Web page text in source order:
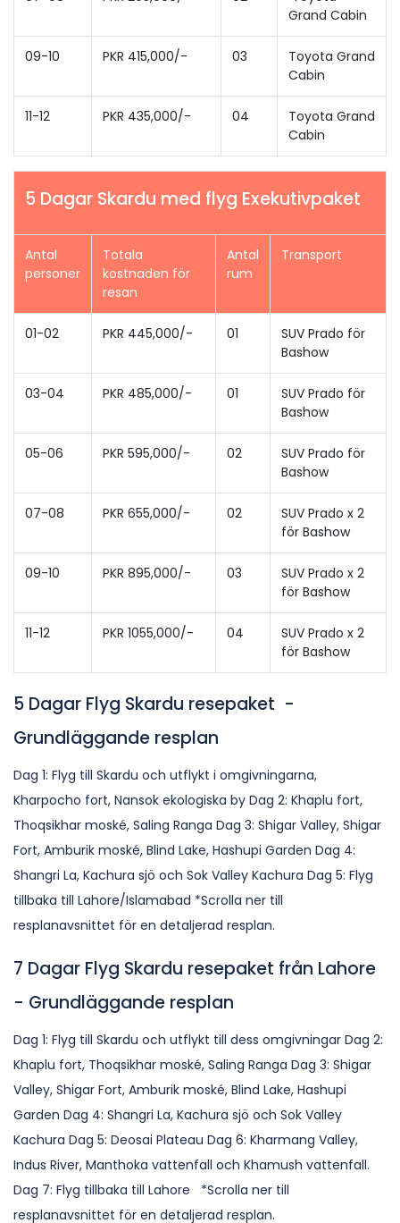
Grand Cabin
09-10 PKR 415,000/- 03
Toyota Grand
Cabin
11-12 PKR 435,000/- 04
Toyota Grand
Cabin
5 Dagar Skardu med flyg Exekutivpaket
Antal
personer
Totala
kostnaden för
resan
Antal
rum
Transport
01-02 PKR 445,000/- 01
SUV Prado för
Bashow
03-04 PKR 485,000/- 01
SUV Prado för
Bashow
05-06 PKR 595,000/- 02
SUV Prado för
Bashow
07-08 PKR 655,000/- 02
SUV Prado x 2
för Bashow
09-10 PKR 895,000/- 03
SUV Prado x 2
för Bashow
11-12 PKR 1055,000/- 04
SUV Prado x 2
för Bashow
5 Dagar Flyg Skardu resepaket -
Grundläggande resplan
Dag 1: Flyg till Skardu och utflykt i omgivningarna,
Kharpocho fort, Nansok ekologiska by Dag 2: Khaplu fort,
Thoqsikhar moské, Saling Ranga Dag 3: Shigar Valley, Shigar
Fort, Amburik moské, Blind Lake, Hashupi Garden Dag 4:
Shangri La, Kachura sjö och Sok Valley Kachura Dag 5: Flyg
tillbaka till Lahore/Islamabad *Scrolla ner till
resplanavsnittet för en detaljerad resplan.
7 Dagar Flyg Skardu resepaket från Lahore
- Grundläggande resplan
Dag 1: Flyg till Skardu och utflykt till dess omgivningar Dag 2:
Khaplu fort, Thoqsikhar moské, Saling Ranga Dag 3: Shigar
Valley, Shigar Fort, Amburik moské, Blind Lake, Hashupi
Garden Dag 4: Shangri La, Kachura sjö och Sok Valley
Kachura Dag 5: Deosai Plateau Dag 6: Kharmang Valley,
Indus River, Manthoka vattenfall och Khamush vattenfall.
Dag 7: Flyg tillbaka till Lahore *Scrolla ner till
resplanavsnittet för en detaljerad resplan.